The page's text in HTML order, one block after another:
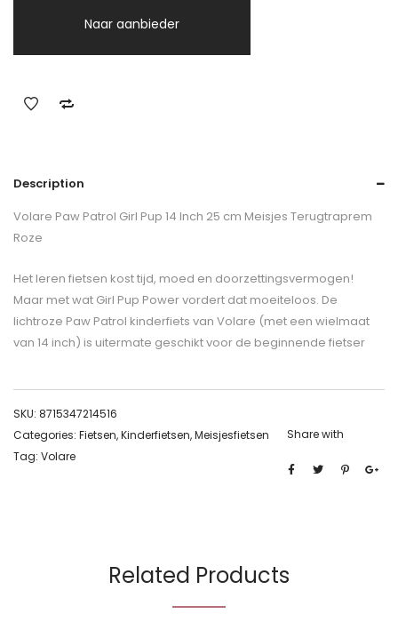
Naar aanbieder
Description
Volare Paw Patrol Girl Pup 14 Inch 25 cm Meisjes Terugtraprem
Roze
Het leren fietsen kost tijd, moed en doorzettingsvermogen!
Maar met wat Girl Pup Power vordert dat moeiteloos. De
lichtroze Paw Patrol kinderfiets van Volare (met een wielmaat
van 14 inch) is uitermate geschikt voor de beginnende fietser
SKU: 8715347214516
Categories: Fietsen,Kinderfietsen,Meisjesfietsen
Tag: Volare
Share with
Related Products